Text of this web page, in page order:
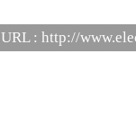
: http://